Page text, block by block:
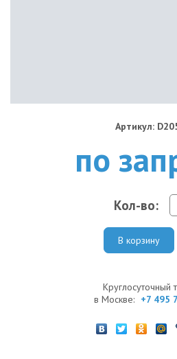
Артикул:
по
Кол-во:
В корзину
Круглосуточный
в Москве: +7 495